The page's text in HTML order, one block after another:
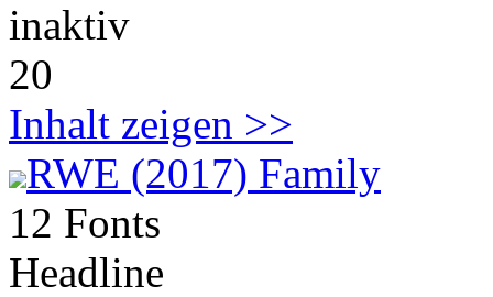
inaktiv
20
Inhalt zeigen >>
RWE (2017) Family
12 Fonts
Headline